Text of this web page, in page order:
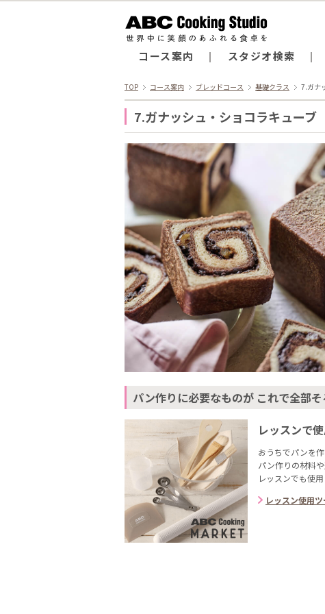
コース案内 スタジオ検索
TOP コース案内 ブレッドコース 基礎クラス 7.ガナ
7.ガナッシュ・ショコラキューブ
パン作りに必要なものが これで全部そ
レッスンで
おうちでパンを
パン作りの材料
レッスンでも使
レッスン使用